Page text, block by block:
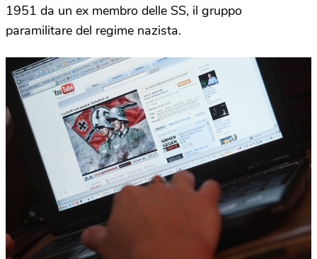
1951 da un ex membro delle SS, il gruppo
paramilitare del regime nazista.